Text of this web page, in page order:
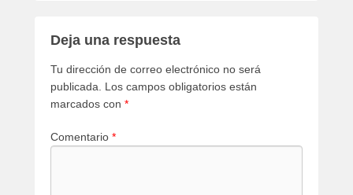
Deja una respuesta
Tu dirección de correo electrónico no será
publicada. Los campos obligatorios están
marcados con *
Comentario *